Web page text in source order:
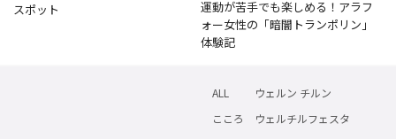
スポット
運動が苦手でも楽しめる！アラフ
ォー女性の「暗闇トランポリン」
体験記
ALL
こころ
ウェルン チルン
ウェルチルフェスタ